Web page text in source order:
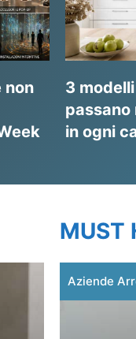
non
3
passano
in ogni
MUST
Aziende